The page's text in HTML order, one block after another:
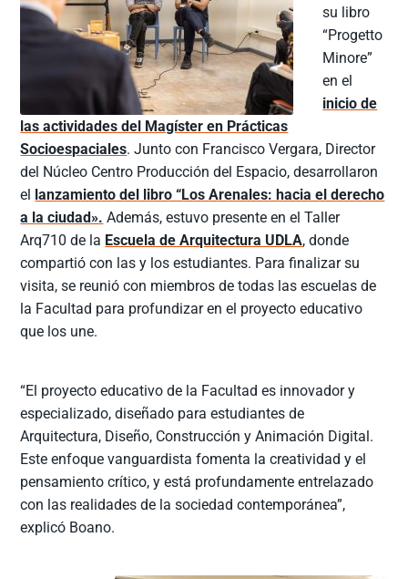
su libro
“Progetto
Minore”
en el
inicio de
las actividades del Magíster en Prácticas
Socioespaciales. Junto con Francisco Vergara, Director
del Núcleo Centro Producción del Espacio, desarrollaron
el
lanzamiento del libro “Los Arenales: hacia el derecho
a la ciudad». Además, estuvo presente en el Taller
Arq710 de la Escuela de Arquitectura UDLA, donde
compartió con las y los estudiantes. Para finalizar su
visita, se reunió con miembros de todas las escuelas de
la Facultad para profundizar en el proyecto educativo
que los une.
“El proyecto educativo de la Facultad es innovador y
especializado, diseñado para estudiantes de
Arquitectura, Diseño, Construcción y Animación Digital.
Este enfoque vanguardista fomenta la creatividad y el
pensamiento crítico, y está profundamente entrelazado
con las realidades de la sociedad contemporánea”,
explicó Boano.